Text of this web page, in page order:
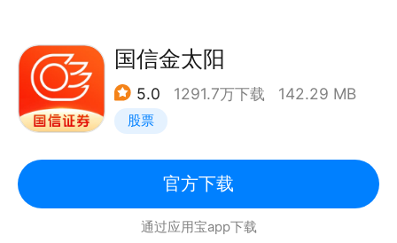
何时买卖不再愁。
【新人福利免费享】
【√】VIP内参：汇聚热点和精华，捕捉行业拐点
抓重点、1对1在线诊股
【√】科学投顾：科学理念，创新服务，全方位攻克投
国信金太阳
5.0 1291.7万下载 142.29 MB
股票
官方下载
通过应用宝app下载